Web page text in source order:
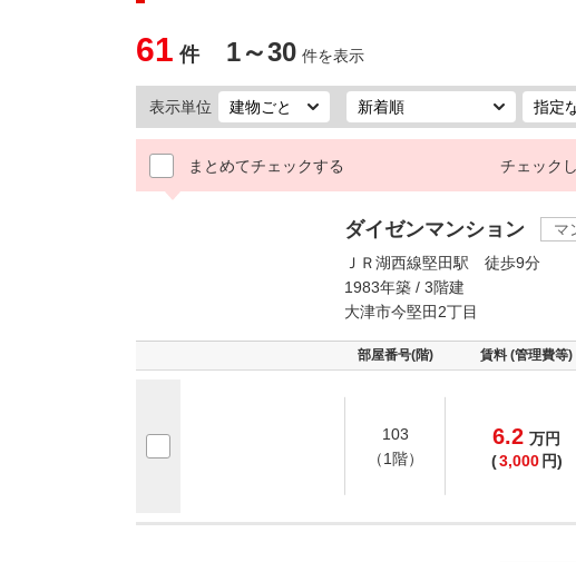
61 件 1～30 件を表示
表示単位
まとめてチェックする チェック
ダイゼンマンション
マ
ＪＲ湖西線堅田駅 徒歩9分
1983年築 / 3階建
大津市今堅田2丁目
部屋番号(階) 賃料 (管理費等)
103
（1階）
6.2 万円
(3,000 円)